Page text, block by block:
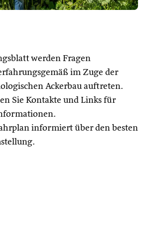
werden Fragen
im Zuge der
Ackerbau auftreten.
Sie Kontakte und Links für
informiert über den besten